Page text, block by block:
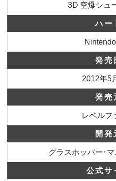
3D 空爆シュ
ハー
発売
2012年5
発売
レベルフ
開発
グラスホッパー･
公式サ